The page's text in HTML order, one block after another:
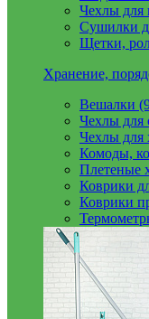
Чехлы для
Сушилки
Щетки,
Хранение,
Вешалки
Чехлы для
Чехлы для
Комоды,
Плетеные
Коврики
Коврики